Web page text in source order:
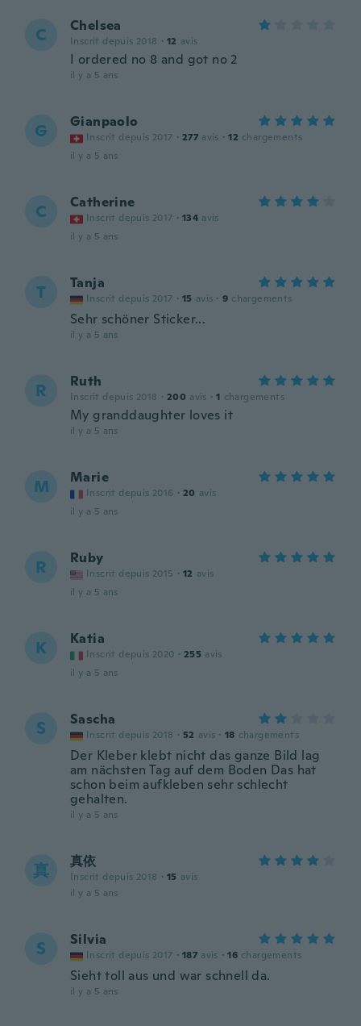
C Chelsea
Inscrit depuis 2018 · 12 avis
I ordered no 8 and got no 2
il y a 5 ans
G Gianpaolo
Inscrit depuis 2017 · 277 avis · 12 chargements
il y a 5 ans
C Catherine
Inscrit depuis 2017 · 134 avis
il y a 5 ans
T Tanja
Inscrit depuis 2017 · 15 avis · 9 chargements
Sehr schöner Sticker...
il y a 5 ans
R Ruth
Inscrit depuis 2018 · 200 avis · 1 chargements
My granddaughter loves it
il y a 5 ans
M Marie
Inscrit depuis 2016 · 20 avis
il y a 5 ans
R Ruby
Inscrit depuis 2015 · 12 avis
il y a 5 ans
K Katia
Inscrit depuis 2020 · 255 avis
il y a 5 ans
S Sascha
Inscrit depuis 2018 · 52 avis · 18 chargements
Der Kleber klebt nicht das ganze Bild lag
am nächsten Tag auf dem Boden Das hat
schon beim aufkleben sehr schlecht
gehalten.
il y a 5 ans
真 真依
Inscrit depuis 2018 · 15 avis
il y a 5 ans
S Silvia
Inscrit depuis 2017 · 187 avis · 16 chargements
Sieht toll aus und war schnell da.
il y a 5 ans